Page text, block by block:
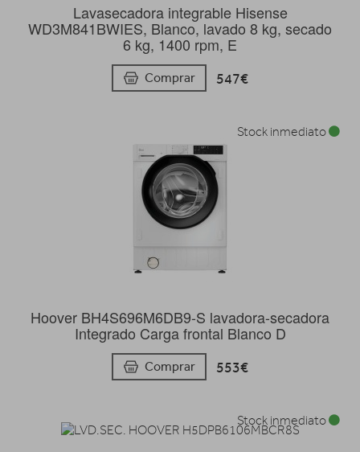
Lavasecadora integrable Hisense
WD3M841BWIES, Blanco, lavado 8 kg, secado
6 kg, 1400 rpm, E
Comprar 547€
Hoover BH4S696M6DB9-S lavadora-secadora
Integrado Carga frontal Blanco D
Comprar 553€
Stock inmediato
Stock inmediato